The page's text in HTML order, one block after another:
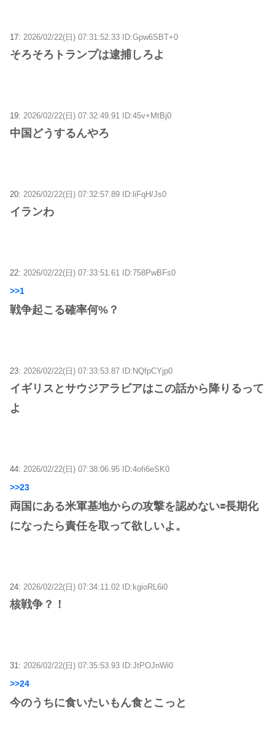
17: 2026/02/22(日) 07:31:52.33 ID:Gpw6SBT+0
そろそろトランプは逮捕しろよ
19: 2026/02/22(日) 07:32:49.91 ID:45v+MtBj0
中国どうするんやろ
20: 2026/02/22(日) 07:32:57.89 ID:liFqH/Js0
イランわ
22: 2026/02/22(日) 07:33:51.61 ID:758PwBFs0
>>1
戦争起こる確率何%？
23: 2026/02/22(日) 07:33:53.87 ID:NQfpCYjp0
イギリスとサウジアラビアはこの話から降りるって
よ
44: 2026/02/22(日) 07:38:06.95 ID:4ofi6eSK0
>>23
両国にある米軍基地からの攻撃を認めない🟰長期化
になったら責任を取って欲しいよ。
24: 2026/02/22(日) 07:34:11.02 ID:kgioRL6i0
核戦争？！
31: 2026/02/22(日) 07:35:53.93 ID:JtPOJnWi0
>>24
今のうちに食いたいもん食とこっと